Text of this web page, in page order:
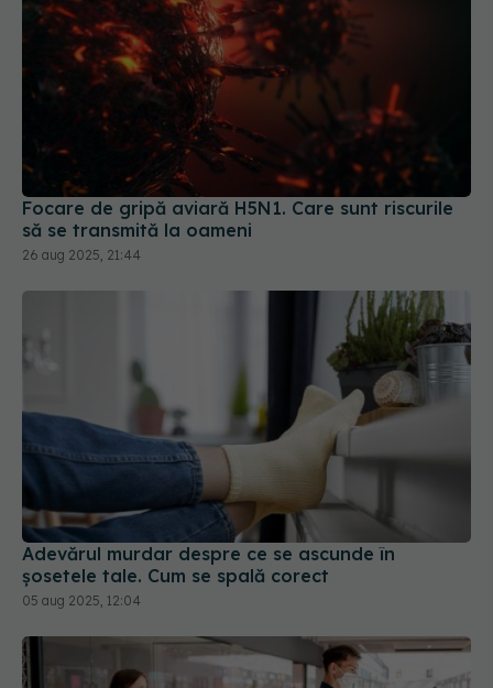
Focare de gripă aviară H5N1. Care sunt riscurile
să se transmită la oameni
26 aug 2025, 21:44
Adevărul murdar despre ce se ascunde în
șosetele tale. Cum se spală corect
05 aug 2025, 12:04